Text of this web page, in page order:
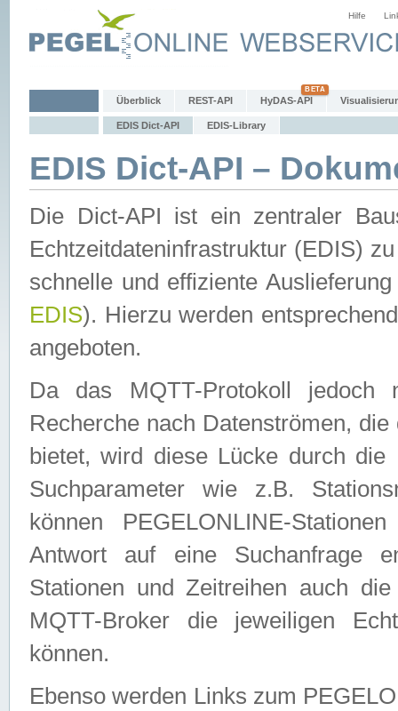
Hilfe
Überblick REST-API HyDAS-API
EDIS Dict-API EDIS-Library
EDIS Dict-API –
Die Dict-API ist ein zentraler
Echtzeitdateninfrastruktur (EDIS)
schnelle und effiziente
EDIS). Hierzu werden
angeboten.
Da das MQTT-Protokoll jedoch
Recherche nach Datenströmen,
bietet, wird diese Lücke durch die
Suchparameter wie z.B.
können PEGELONLINE-
Antwort auf eine Suchanfrage
Stationen und Zeitreihen auch
MQTT-Broker die jeweiligen
können.
Ebenso werden Links zum